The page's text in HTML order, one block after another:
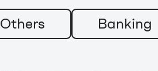
Others Banking